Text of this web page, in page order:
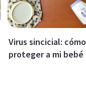
Virus sincicial: cómo
proteger a mi bebé